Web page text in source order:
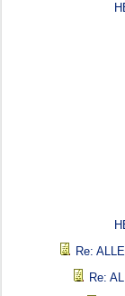
Re:
Re: